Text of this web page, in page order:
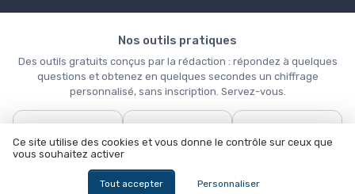
Nos outils pratiques
Des outils gratuits conçus par la rédaction : répondez à quelques
questions et obtenez en quelques secondes un chiffrage
personnalisé, sans inscription. Servez-vous.
Calculateur ROI
Ce site utilise des cookies et vous donne le contrôle sur ceux que
vous souhaitez activer
Tout accepter Personnaliser